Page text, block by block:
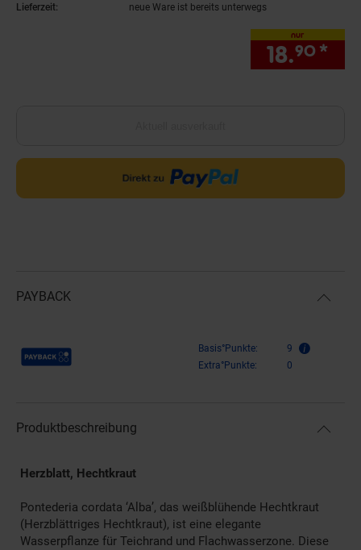
Lieferzeit: neue Ware ist bereits unterwegs
nur
18.90 *
PAYBACK
Payback Punkte Basis°Punkte:
9
Extra°Punkte:
0
Produktbeschreibung
Herzblatt, Hechtkraut
Pontederia cordata ‘Alba’, das weißblühende Hechtkraut
(Herzblättriges Hechtkraut), ist eine elegante
Wasserpflanze für Teichrand und Flachwasserzone. Diese